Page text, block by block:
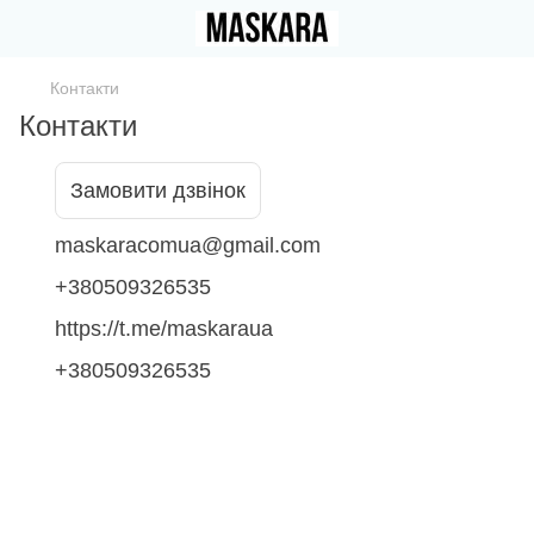
Контакти
Контакти
Замовити дзвінок
maskaracomua@gmail.com
+380509326535
https://t.me/maskaraua
+380509326535